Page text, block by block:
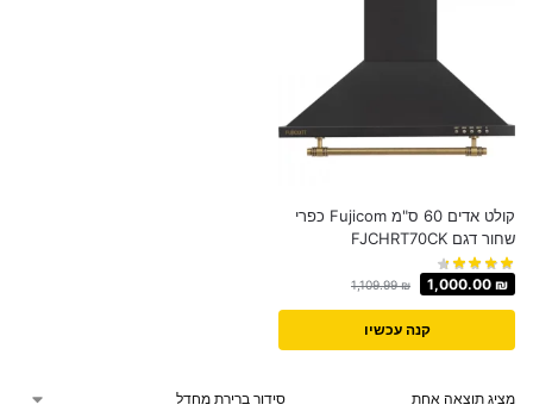
קולט אדים 60 ס"מ Fujicom כפרי
שחור דגם FJCHRT70CK
1,109.99₪ 1,000.00 ₪
קנה עכשיו
מציג תוצאה אחת